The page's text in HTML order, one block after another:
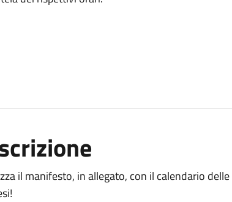
il manifesto, in allegato, con il calendario